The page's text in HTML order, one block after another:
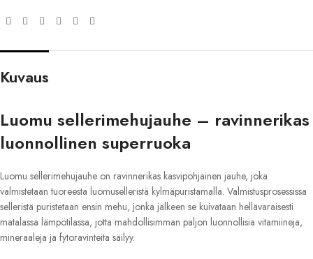
Kuvaus
Luomu sellerimehujauhe – ravinnerikas
luonnollinen superruoka
Luomu sellerimehujauhe on ravinnerikas kasvipohjainen jauhe, joka
valmistetaan tuoreesta luomuselleristä kylmäpuristamalla. Valmistusprosessissa
selleristä puristetaan ensin mehu, jonka jälkeen se kuivataan hellävaraisesti
matalassa lämpötilassa, jotta mahdollisimman paljon luonnollisia vitamiineja,
mineraaleja ja fytoravinteita säilyy.